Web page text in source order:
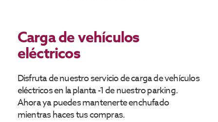
Carga de vehículos
eléctricos
Disfruta de nuestro servicio de carga de vehículos
eléctricos en la planta -1 de nuestro parking.
Ahora ya puedes mantenerte enchufado
mientras haces tus compras.